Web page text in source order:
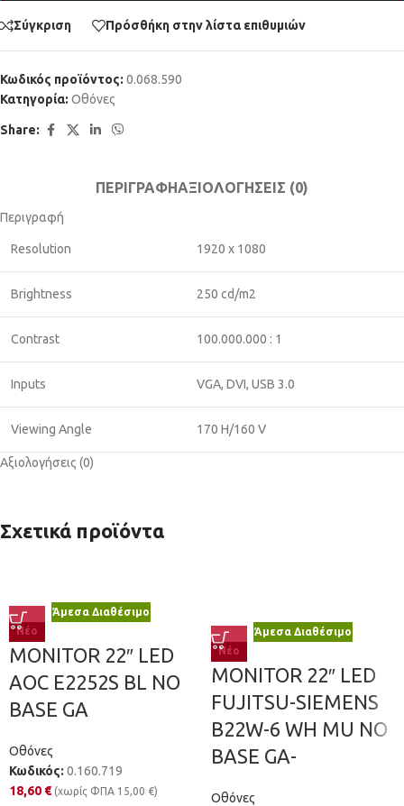
Σύγκριση Πρόσθήκη στην λίστα επιθυμιών
Κωδικός προϊόντος: 0.068.590
Κατηγορία: Οθόνες
Share:
ΠΕΡΙΓΡΑΦΉΑΞΙΟΛΟΓΉΣΕΙΣ (0)
Περιγραφή
Resolution 1920 x 1080
Brightness 250 cd/m2
Contrast 100.000.000 : 1
Inputs VGA, DVI, USB 3.0
Viewing Angle 170 H/160 V
Αξιολογήσεις (0)
Σχετικά προϊόντα
Άμεσα Διαθέσιμο
Νέο
MONITOR 22″ LED
AOC E2252S BL NO
BASE GA
Οθόνες
Κωδικός: 0.160.719
18,60 € (χωρίς ΦΠΑ 15,00 €)
Άμεσα Διαθέσιμο
Νέο
MONITOR 22″ LED
FUJITSU-SIEMENS
B22W-6 WH MU NO
BASE GA-
Οθόνες